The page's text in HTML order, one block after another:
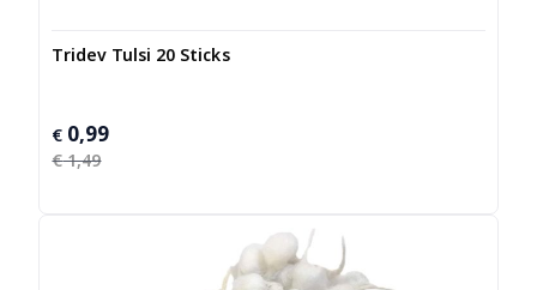
Tridev Tulsi 20 Sticks
€1,49
Oorspronkelijke
prijs
€ 0,99
Huidige
prijs